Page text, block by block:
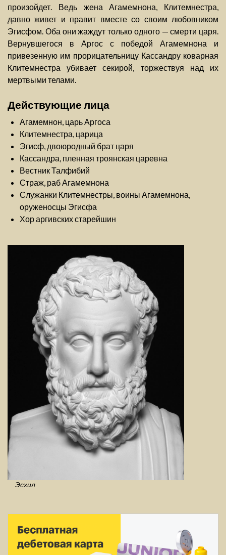
произойдет. Ведь жена Агамемнона, Клитемнестра,
давно живет и правит вместе со своим любовником
Эгисфом. Оба они жаждут только одного — смерти царя.
Вернувшегося в Аргос с победой Агамемнона и
привезенную им прорицательницу Кассандру коварная
Клитемнестра убивает секирой, торжествуя над их
мертвыми телами.
Действующие лица
Агамемнон, царь Аргоса
Клитемнестра, царица
Эгисф, двоюродный брат царя
Кассандра, пленная троянская царевна
Вестник Талфибий
Страж, раб Агамемнона
Служанки Клитемнестры, воины Агамемнона,
оруженосцы Эгисфа
Хор аргивских старейшин
Эсхил